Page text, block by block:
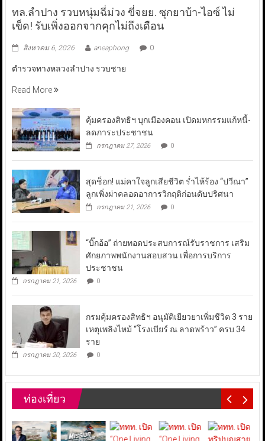
ทล.ลำปาง รวบหนุ่มฉี่ม่วง ขี่จยย. ซุกยาบ้า-ไอซ์ ไม่
เข็ด! รับเพิ่งออกจากคุกไม่ถึงเดือน
สิงหาคม 6, 2026 aneaphong 0
ตำรวจทางหลวงลำปาง รวบชาย
Read More
คุ้มครองสิทธิฯ บุกเมืองคอน เปิดมหกรรมแก้หนี้-
ลดภาระประชาชน
กรกฎาคม 27, 2026 0
สุดช็อก! แม่คาใจลูกเสียชีวิต ร่ำไห้ร้อง “ปวีณา”
ลูกเพิ่งผ่าคลอดอาการวิกฤติก่อนดับปริศนา
กรกฎาคม 21, 2026 0
“บิ๊กอ้อ” ถ่ายทอดประสบการณ์รับราชการ เสริม
ศักยภาพพนักงานสอบสวน เพื่อการบริการ
ประชาชน
กรกฎาคม 21, 2026 0
กรมคุ้มครองสิทธิฯ อนุมัติเยียวยาเพิ่มชีวิต 3 ราย
เหตุเพลิงไหม้ “โรงเบียร์ ณ ลาดพร้าว” ครบ 34
ราย
กรกฎาคม 20, 2026 0
ท่องเที่ยว